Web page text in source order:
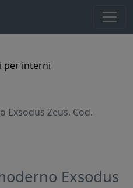
per interni
Exsodus Zeus, Cod.
Exsodus